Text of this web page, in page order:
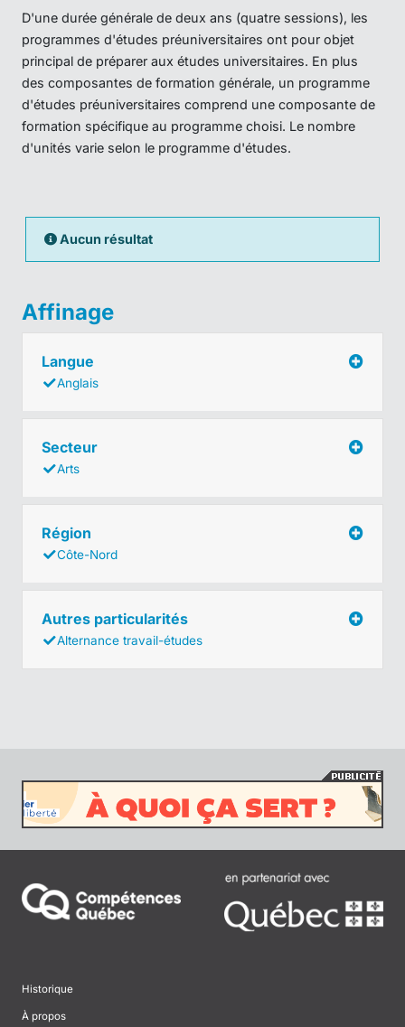
D'une durée générale de deux ans (quatre sessions), les
programmes d'études préuniversitaires ont pour objet
principal de préparer aux études universitaires. En plus
des composantes de formation générale, un programme
d'études préuniversitaires comprend une composante de
formation spécifique au programme choisi. Le nombre
d'unités varie selon le programme d'études.
Aucun résultat
Affinage
Langue
Anglais
Secteur
Arts
Région
Côte-Nord
Autres particularités
Alternance travail-études
Historique
À propos